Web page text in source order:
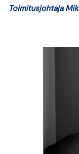
Toimitusjohtaja